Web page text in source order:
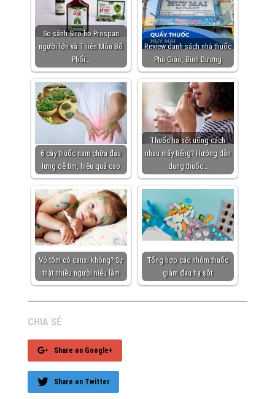
So sánh Siro ho Prospan
người lớn và Thiên Môn Bổ
Phổi…
Review danh sách nhà thuốc
Phú Giáo, Bình Dương
6 cây thuốc nam chữa đau
lưng dễ tìm, hiệu quả cao
Thuốc hạ sốt uống cách
nhau mấy tiếng? Hướng dẫn
dùng thuốc…
Vỏ tôm có canxi không? Sự
thật nhiều người hiểu lầm
Tổng hợp các nhóm thuốc
giảm đau hạ sốt
CHIA SẺ
Share on Google+
Share on Twitter